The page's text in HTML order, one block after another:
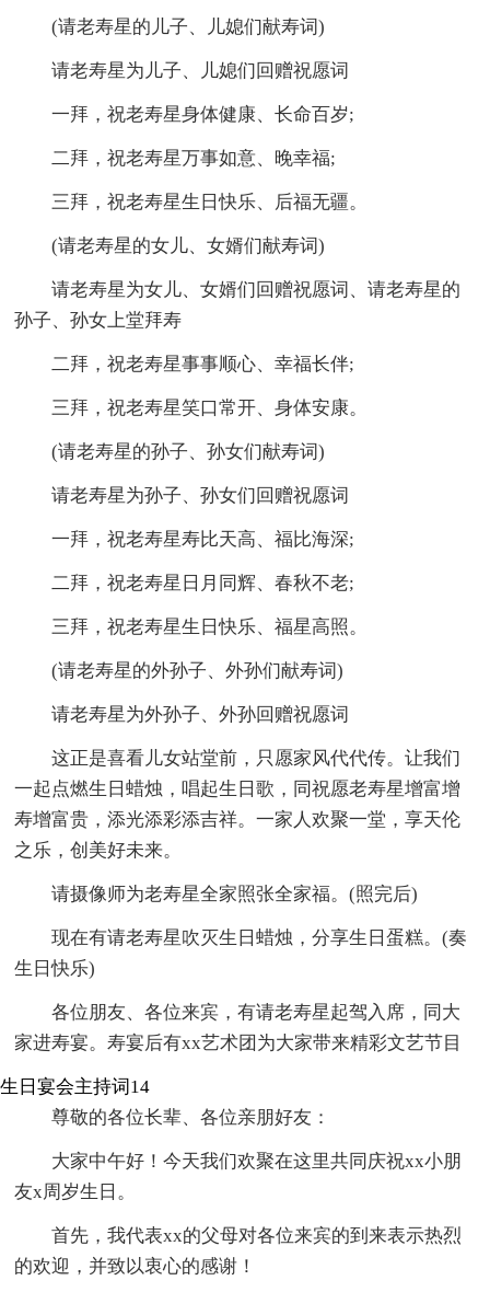
(请老寿星的儿子、儿媳们献寿词)
请老寿星为儿子、儿媳们回赠祝愿词
一拜，祝老寿星身体健康、长命百岁;
二拜，祝老寿星万事如意、晚幸福;
三拜，祝老寿星生日快乐、后福无疆。
(请老寿星的女儿、女婿们献寿词)
请老寿星为女儿、女婿们回赠祝愿词、请老寿星的
孙子、孙女上堂拜寿
二拜，祝老寿星事事顺心、幸福长伴;
三拜，祝老寿星笑口常开、身体安康。
(请老寿星的孙子、孙女们献寿词)
请老寿星为孙子、孙女们回赠祝愿词
一拜，祝老寿星寿比天高、福比海深;
二拜，祝老寿星日月同辉、春秋不老;
三拜，祝老寿星生日快乐、福星高照。
(请老寿星的外孙子、外孙们献寿词)
请老寿星为外孙子、外孙回赠祝愿词
这正是喜看儿女站堂前，只愿家风代代传。让我们
一起点燃生日蜡烛，唱起生日歌，同祝愿老寿星增富增
寿增富贵，添光添彩添吉祥。一家人欢聚一堂，享天伦
之乐，创美好未来。
请摄像师为老寿星全家照张全家福。(照完后)
现在有请老寿星吹灭生日蜡烛，分享生日蛋糕。(奏
生日快乐)
各位朋友、各位来宾，有请老寿星起驾入席，同大
家进寿宴。寿宴后有xx艺术团为大家带来精彩文艺节目
生日宴会主持词14
尊敬的各位长辈、各位亲朋好友：
大家中午好！今天我们欢聚在这里共同庆祝xx小朋
友x周岁生日。
首先，我代表xx的父母对各位来宾的到来表示热烈
的欢迎，并致以衷心的感谢！